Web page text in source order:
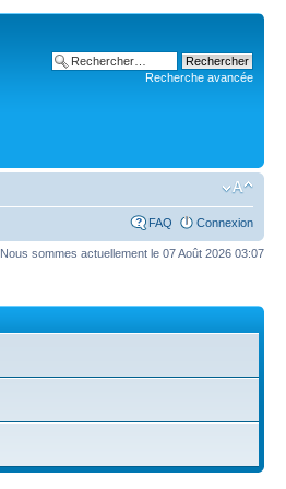
Recherche avancée
FAQ Connexion
Nous sommes actuellement le 07 Août 2026 03:07